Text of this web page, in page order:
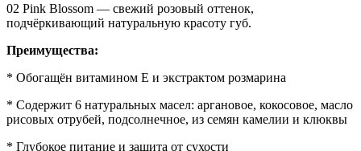
02 Pink Blossom — свежий розовый оттенок,
подчёркивающий натуральную красоту губ.
Преимущества:
* Обогащён витамином E и экстрактом розмарина
* Содержит 6 натуральных масел: аргановое, кокосовое, масло
рисовых отрубей, подсолнечное, из семян камелии и клюквы
* Глубокое питание и защита от сухости